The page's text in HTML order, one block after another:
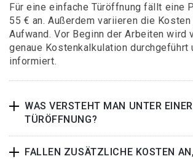
Für eine einfache Türöffnung fällt eine
55 € an. Außerdem variieren die Kosten
Aufwand. Vor Beginn der Arbeiten wird
genaue Kostenkalkulation durchgeführt
informiert.
WAS VERSTEHT MAN UNTER
TÜRÖFFNUNG?
FALLEN ZUSÄTZLICHE KOSTEN